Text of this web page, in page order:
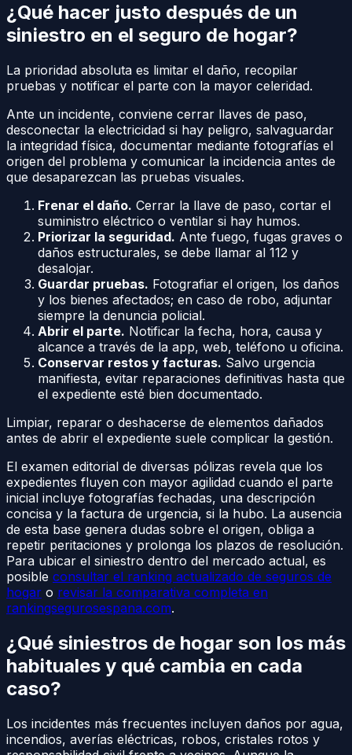
¿Qué hacer justo después de un
siniestro en el seguro de hogar?
La prioridad absoluta es limitar el daño, recopilar
pruebas y notificar el parte con la mayor celeridad.
Ante un incidente, conviene cerrar llaves de paso,
desconectar la electricidad si hay peligro, salvaguardar
la integridad física, documentar mediante fotografías el
origen del problema y comunicar la incidencia antes de
que desaparezcan las pruebas visuales.
Frenar el daño. Cerrar la llave de paso, cortar el
suministro eléctrico o ventilar si hay humos.
Priorizar la seguridad. Ante fuego, fugas graves o
daños estructurales, se debe llamar al 112 y
desalojar.
Guardar pruebas. Fotografiar el origen, los daños
y los bienes afectados; en caso de robo, adjuntar
siempre la denuncia policial.
Abrir el parte. Notificar la fecha, hora, causa y
alcance a través de la app, web, teléfono u oficina.
Conservar restos y facturas. Salvo urgencia
manifiesta, evitar reparaciones definitivas hasta que
el expediente esté bien documentado.
Limpiar, reparar o deshacerse de elementos dañados
antes de abrir el expediente suele complicar la gestión.
El examen editorial de diversas pólizas revela que los
expedientes fluyen con mayor agilidad cuando el parte
inicial incluye fotografías fechadas, una descripción
concisa y la factura de urgencia, si la hubo. La ausencia
de esta base genera dudas sobre el origen, obliga a
repetir peritaciones y prolonga los plazos de resolución.
Para ubicar el siniestro dentro del mercado actual, es
posible consultar el ranking actualizado de seguros de
hogar o revisar la comparativa completa en
rankingsegurosespana.com.
¿Qué siniestros de hogar son los más
habituales y qué cambia en cada
caso?
Los incidentes más frecuentes incluyen daños por agua,
incendios, averías eléctricas, robos, cristales rotos y